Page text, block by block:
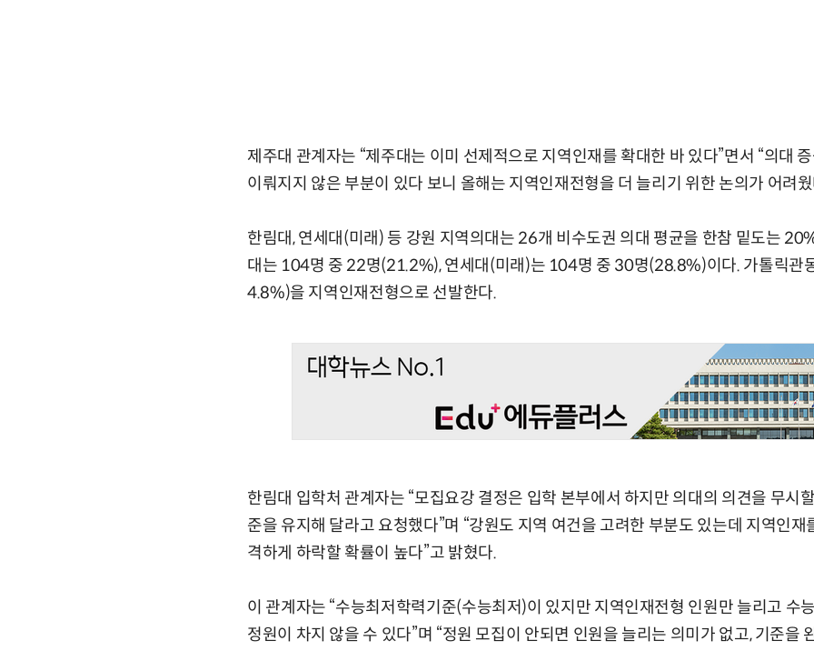
제주대 관계자는 “제주대는 이미 선제적으로 지역인재를 확대한 바 있다”면서 “의대
이뤄지지 않은 부분이 있다 보니 올해는 지역인재전형을 더 늘리기 위한 논의가 어려
한림대, 연세대(미래) 등 강원 지역의대는 26개 비수도권 의대 평균을 한참 밑도는
대는 104명 중 22명(21.2%), 연세대(미래)는 104명 중 30명(28.8%)이다. 가톨릭관
4.8%)을 지역인재전형으로 선발한다.
한림대 입학처 관계자는 “모집요강 결정은 입학 본부에서 하지만 의대의 의견을 무시
준을 유지해 달라고 요청했다”며 “강원도 지역 여건을 고려한 부분도 있는데 지역인재
격하게 하락할 확률이 높다”고 밝혔다.
이 관계자는 “수능최저학력기준(수능최저)이 있지만 지역인재전형 인원만 늘리고 수
정원이 차지 않을 수 있다”며 “정원 모집이 안되면 인원을 늘리는 의미가 없고, 기준을